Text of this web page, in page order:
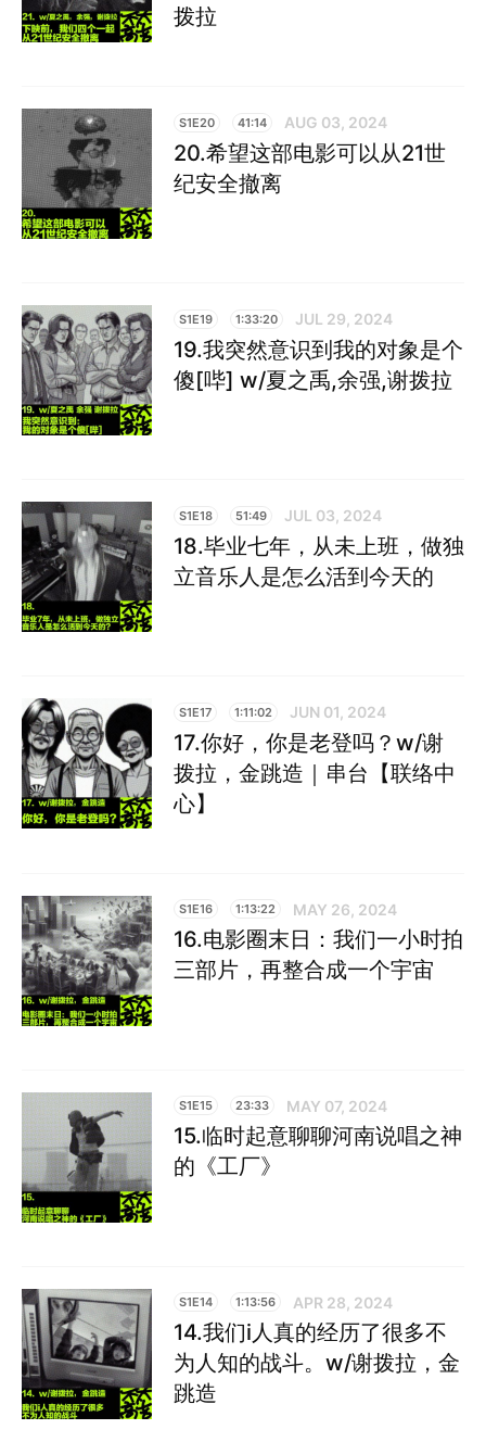
拨拉
S1E20 41:14 AUG 03, 2024
20.希望这部电影可以从21世
纪安全撤离
S1E19 1:33:20 JUL 29, 2024
19.我突然意识到我的对象是个
傻[哔] w/夏之禹,余强,谢拨拉
S1E18 51:49 JUL 03, 2024
18.毕业七年，从未上班，做独
立音乐人是怎么活到今天的
S1E17 1:11:02 JUN 01, 2024
17.你好，你是老登吗？w/谢
拨拉，金跳造｜串台【联络中
心】
S1E16 1:13:22 MAY 26, 2024
16.电影圈末日：我们一小时拍
三部片，再整合成一个宇宙
S1E15 23:33 MAY 07, 2024
15.临时起意聊聊河南说唱之神
的《工厂》
S1E14 1:13:56 APR 28, 2024
14.我们i人真的经历了很多不
为人知的战斗。w/谢拨拉，金
跳造